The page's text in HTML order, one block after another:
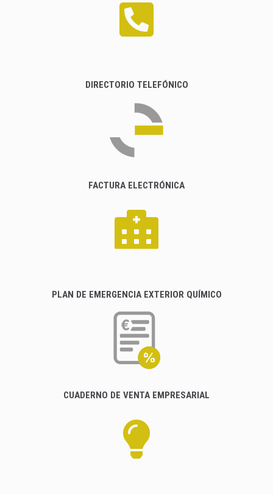
DIRECTORIO TELEFÓNICO
FACTURA ELECTRÓNICA
PLAN DE EMERGENCIA EXTERIOR QUÍMICO
CUADERNO DE VENTA EMPRESARIAL